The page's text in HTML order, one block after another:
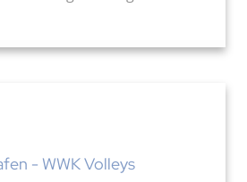
- WWK Volleys